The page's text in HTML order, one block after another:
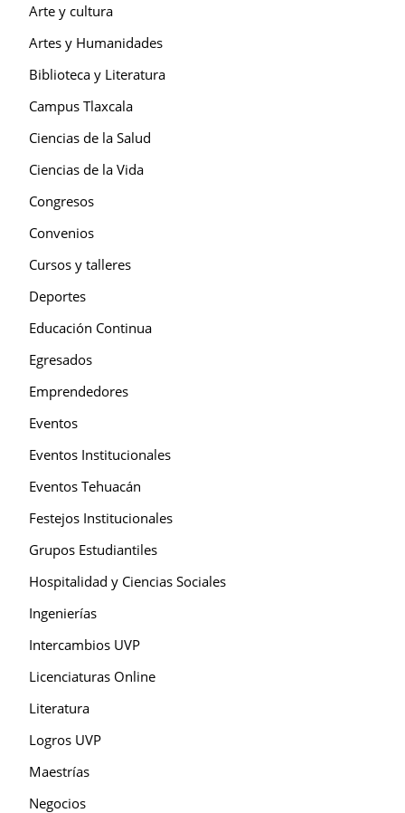
Arte y cultura
Artes y Humanidades
Biblioteca y Literatura
Campus Tlaxcala
Ciencias de la Salud
Ciencias de la Vida
Congresos
Convenios
Cursos y talleres
Deportes
Educación Continua
Egresados
Emprendedores
Eventos
Eventos Institucionales
Eventos Tehuacán
Festejos Institucionales
Grupos Estudiantiles
Hospitalidad y Ciencias Sociales
Ingenierías
Intercambios UVP
Licenciaturas Online
Literatura
Logros UVP
Maestrías
Negocios